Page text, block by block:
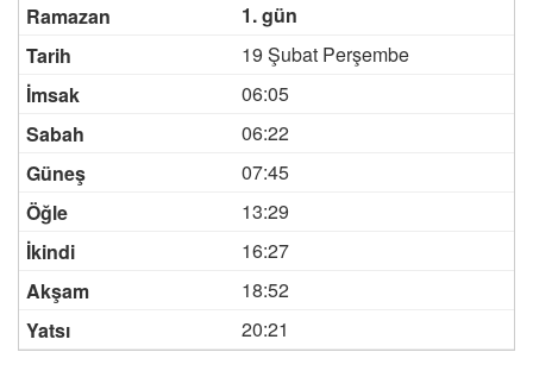
1. gün
19 Şubat Perşembe
06:05
06:22
07:45
13:29
16:27
18:52
20:21